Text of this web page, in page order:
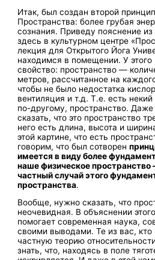
Итак, был создан второй
Пространства: более грубая
сознания. Приведу пояснение
здесь в культурном центре
лекция для Открытого Йога
находимся в помещении. У
свойство: пространство —
метров, рассчитанное на
чтобы не было недостатка
вентиляция и т.д. Т.е. есть
по-другому, пространство.
сказать, что это пространство
него есть длина, высота и
этой картине, что есть
говорим, что был сотворен
имеется в виду более
наше физическое пространство
частный случай этого
пространства.
Вообще, нужно сказать, что
неочевидная. В объяснении
помогает современная наука,
своими выводами. Те из вас,
частную теорию
знать, что, находясь в поле